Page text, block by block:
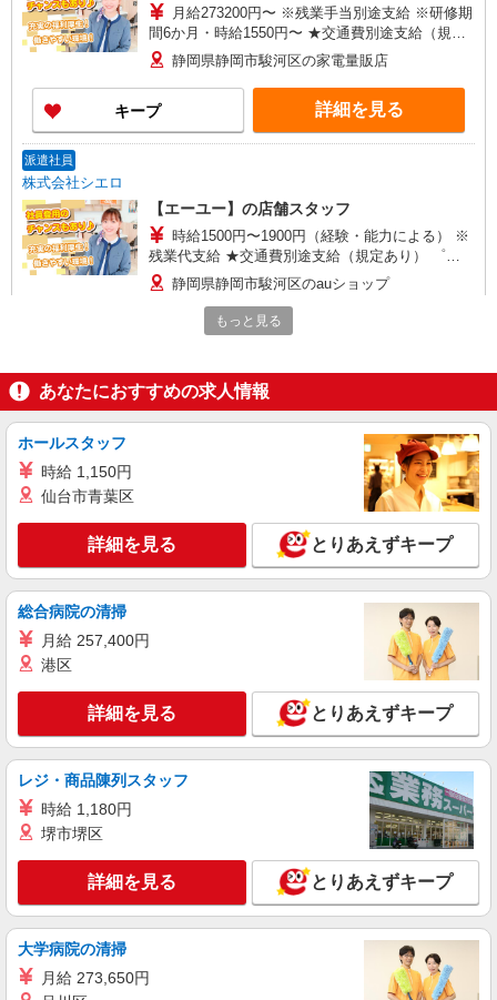
月給273200円〜 ※残業手当別途支給 ※研修期
間6か月・時給1550円〜 ★交通費別途支給（規定
あり） ゜+゜・。○。・゜+゜・。○。・゜+゜ 入
社祝い金10万円支給(規定有) お友達を紹介頂くと,
インセンティブ支給(規定有) ゜・。○。・゜
+゜・。○。・゜+゜
静岡県静岡市駿河区の家電量販店
キープ 詳細を見る
派遣社員
株式会社シエロ
【エーユー】の店舗スタッフ
時給1500円〜1900円（経験・能力による） ※
残業代支給 ★交通費別途支給（規定あり） ゜
+゜・。○。・゜+゜・。○。・゜+゜ 入社祝い金10
万円支給(規定有) お友達を紹介頂くと, インセンテ
ィブ支給(規定有) ★月2回払い・週払い可能（規程
有）★ ゜・。○。・゜+゜・。○。・゜+゜
静岡県静岡市駿河区のauショップ
派遣社員
株式会社シエロ
【softbank】の携帯販売スタッフ
時給1400〜1600円（経験・能力による） ※残
業代支給 ★交通費別途支給（規定あり） ゜
+゜・。○。・゜+゜・。○。・゜+゜ 入社祝い金10
万円支給(規定有) お友達を紹介頂くと, インセンテ
ィブ支給(規定有) ★月2回払い・週払い可能（規程
有）★ ゜・。○。・゜+゜・。○。・゜+゜
静岡県静岡市駿河区の携帯ショップ
キープ 詳細を見る
紹介予定派遣
株式会社シエロ
【楽天モバイル】人気機種に詳しくなれる携帯
月給245250円〜 ※残業代支給 ★交通費別途支
給（規定あり） ゜+゜・。○。・゜+゜・。
○。・゜+゜ 入社祝い金10万円支給(規定有) お友達
を紹介頂くと, インセンティブ支給(規定有) ゜・。
○。・゜+゜・。○。・゜+゜
静岡県静岡市駿河区の楽天モバイルショップ
キープ 詳細を見る
株式会社シエロ
【楽天モバイル】の携帯販売スタッフ
時給1400円〜 ※残業代支給 ★交通費別途支給
頂くと, インセンティブ支給(規定有) ★月2回払
もっと見る
あなたにおすすめの求人情報
ホールスタッフ
時給 1,150円
仙台市青葉区
詳細を見る とりあえずキープ
総合病院の清掃
月給 257,400円
港区
詳細を見る とりあえずキープ
レジ・商品陳列スタッフ
時給 1,180円
堺市堺区
詳細を見る とりあえずキープ
大学病院の清掃
月給 273,650円